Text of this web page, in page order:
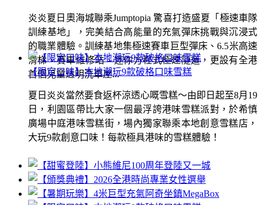
炎炎夏日奧海城聯乘Jumptopia 驚喜打造盛夏「極速車隊
訓練基地」，完美結合高能量的充氣彈床挑戰與沉浸式
的職業體驗。訓練基地集極速賽車巨型彈床、6.5米高速
滑梯、賽車維修站、迷你方程式極速隧道，更設有全港
首個兒童透明洗車屋...
【限定口味】本地潮玩9款破格口味雪糕
夏日炎炎當然要食返杯涼透心嘅雪糕～由即日起至8月19
日，利園區帶比大家一個最浮誇港味雪糕派對，於希慎
廣場中庭港味雪糕街，場內獨家聯乘本地創意雪糕店，
大玩9款創意口味！每款極具港味的雪糕體驗！